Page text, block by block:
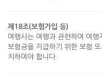
제18조(보험가입 등)
여행사는 여행과 관련하여 여행
보험금을 지급하기 위한 보험
치하여야 합니다.